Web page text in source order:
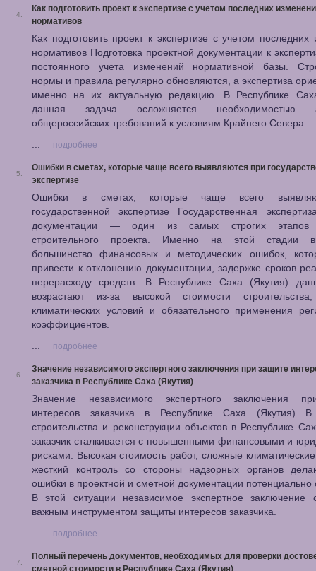
4.
Как подготовить проект к экспертизе с учетом последних
нормативов
Как подготовить проект к экспертизе с учетом последних
нормативов Подготовка проектной документации к
постоянного учета изменений нормативной базы.
нормы и правила регулярно обновляются, а экспертиза
именно на их актуальную редакцию. В Республике
данная задача осложняется необходимостью
общероссийских требований к условиям Крайнего Севера.
...
подробнее
5.
Ошибки в сметах, которые чаще всего выявляются при
экспертизе
Ошибки в сметах, которые чаще всего
государственной экспертизе Государственная
документации — один из самых строгих этапов
строительного проекта. Именно на этой стадии
большинство финансовых и методических ошибок,
привести к отклонению документации, задержке сроков
перерасходу средств. В Республике Саха (Якутия)
возрастают из-за высокой стоимости
климатических условий и обязательного применения
коэффициентов.
...
подробнее
6.
Значение независимого экспертного заключения при защите
заказчика в Республике Саха (Якутия)
Значение независимого экспертного заключения
интересов заказчика в Республике Саха (Якутия) В
строительства и реконструкции объектов в Республике
заказчик сталкивается с повышенными финансовыми и
рисками. Высокая стоимость работ, сложные
жесткий контроль со стороны надзорных органов
ошибки в проектной и сметной документации
В этой ситуации независимое экспертное заключение
важным инструментом защиты интересов заказчика.
...
подробнее
7.
Полный перечень документов, необходимых для проверки
сметной стоимости в Республике Саха (Якутия)